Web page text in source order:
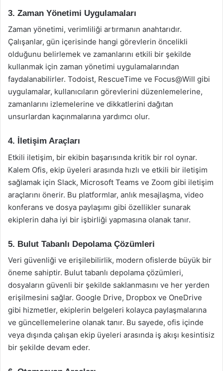
3. Zaman Yönetimi Uygulamaları
Zaman yönetimi, verimliliği artırmanın anahtarıdır.
Çalışanlar, gün içerisinde hangi görevlerin öncelikli
olduğunu belirlemek ve zamanlarını etkili bir şekilde
kullanmak için zaman yönetimi uygulamalarından
faydalanabilirler. Todoist, RescueTime ve Focus@Will gibi
uygulamalar, kullanıcıların görevlerini düzenlemelerine,
zamanlarını izlemelerine ve dikkatlerini dağıtan
unsurlardan kaçınmalarına yardımcı olur.
4. İletişim Araçları
Etkili iletişim, bir ekibin başarısında kritik bir rol oynar.
Kalem Ofis, ekip üyeleri arasında hızlı ve etkili bir iletişim
sağlamak için Slack, Microsoft Teams ve Zoom gibi iletişim
araçlarını önerir. Bu platformlar, anlık mesajlaşma, video
konferans ve dosya paylaşımı gibi özellikler sunarak
ekiplerin daha iyi bir işbirliği yapmasına olanak tanır.
5. Bulut Tabanlı Depolama Çözümleri
Veri güvenliği ve erişilebilirlik, modern ofislerde büyük bir
öneme sahiptir. Bulut tabanlı depolama çözümleri,
dosyaların güvenli bir şekilde saklanmasını ve her yerden
erişilmesini sağlar. Google Drive, Dropbox ve OneDrive
gibi hizmetler, ekiplerin belgeleri kolayca paylaşmalarına
ve güncellemelerine olanak tanır. Bu sayede, ofis içinde
veya dışında çalışan ekip üyeleri arasında iş akışı kesintisiz
bir şekilde devam eder.